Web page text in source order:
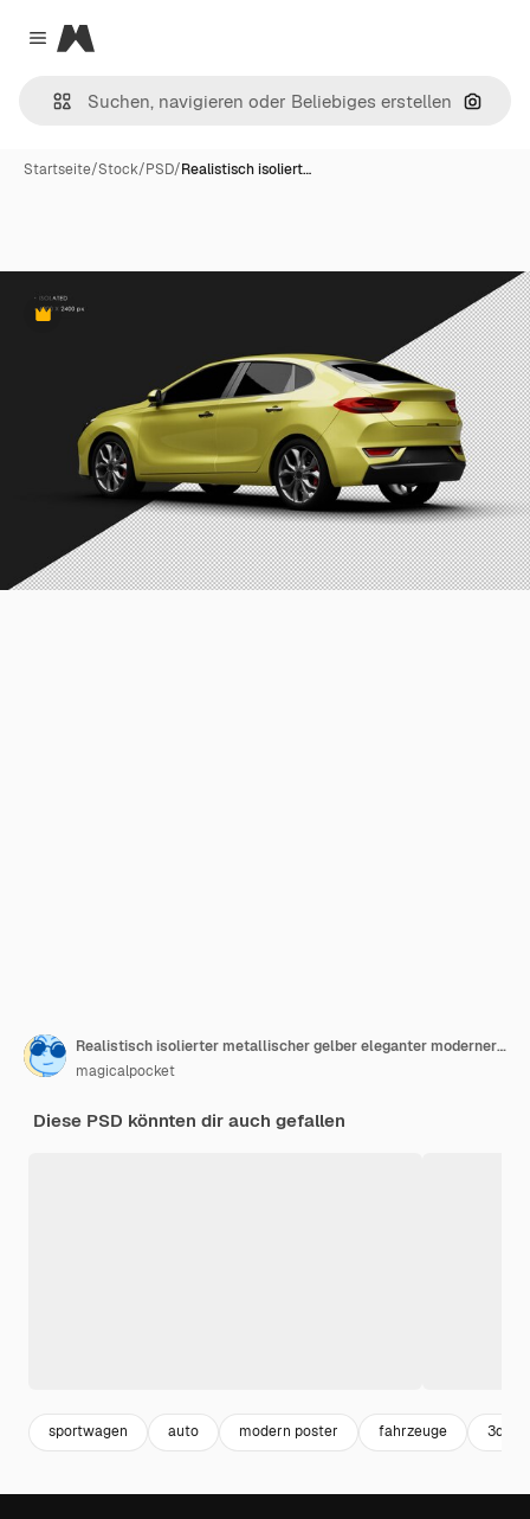
Close menu
Magnific
Nach
Startseite/Stock/PSD/Realistisch isoliert…
Premium
Realistisch isolierter metallischer gelber eleganter moderner Familienwagen aus der linken Rückseite
magicalpocket
Diese PSD könnten dir auch gefallen
sportwagen auto modern poster fahrzeuge 3d